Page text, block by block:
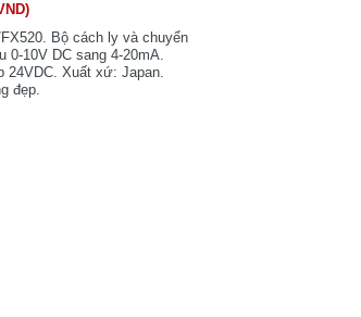
Bộ cách ly và chuyển
0-10V DC sang 4-20mA.
24VDC. Xuất xứ: Japan.
đẹp.